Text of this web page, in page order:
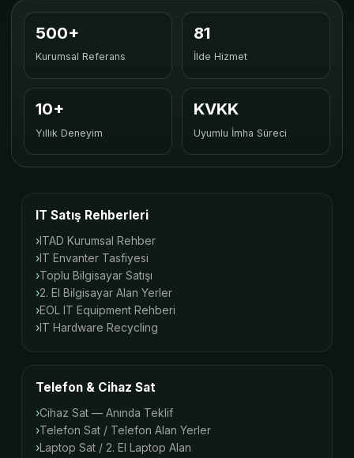
500+
Kurumsal Referans
81
İlde Hizmet
10+
Yıllık Deneyim
KVKK
Uyumlu İmha Süreci
IT Satış Rehberleri
ITAD Kurumsal Rehber
IT Envanter Tasfiyesi
Toplu Bilgisayar Satışı
2. El Bilgisayar Alan Yerler
EOL IT Equipment Rehberi
IT Hardware Recycling
Telefon & Cihaz Sat
Cihaz Sat — Anında Teklif
Telefon Sat / Telefon Alan Yerler
Laptop Sat / 2. El Laptop Alan